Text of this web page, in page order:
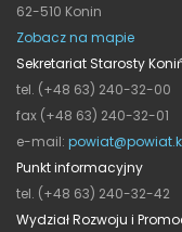
62-510 Konin
Zobacz na mapie
Sekretariat Starosty
tel. (+48 63) 240-32-00
fax (+48 63) 240-32-01
e-mail:
Punkt informacyjny
tel. (+48 63) 240-32-42
Wydział Rozwoju i